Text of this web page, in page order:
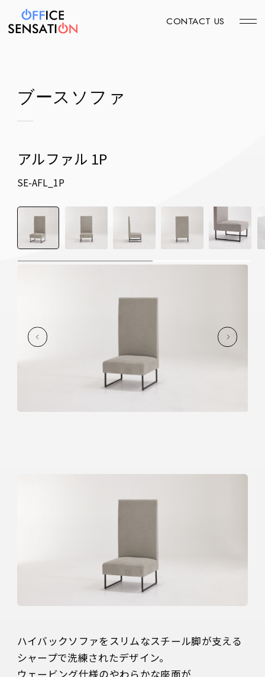
CONTACT US
ブースソファ
アルファル 1P
SE-AFL_1P
ハイバックソファをスリムなスチール脚が支える
シャープで洗練されたデザイン。
ウェービング仕様のやわらかな座面が